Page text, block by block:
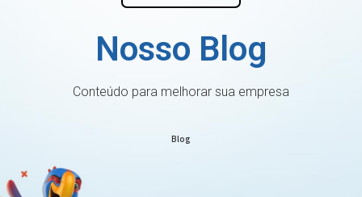
Nosso Blog
Conteúdo para melhorar sua empresa
Blog